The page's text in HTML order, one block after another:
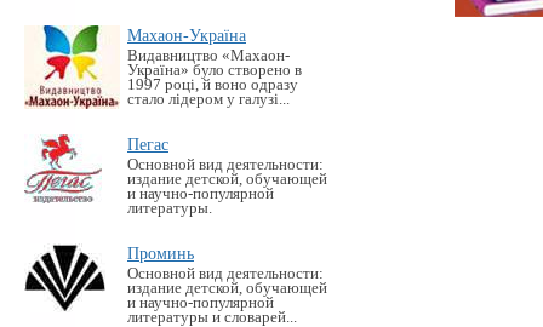
Махаон-Україна
Видавництво «Махаон-
Україна» було створено в
1997 році, й воно одразу
стало лідером у галузі...
Пегас
Основной вид деятельности:
издание детской, обучающей
и научно-популярной
литературы.
Проминь
Основной вид деятельности:
издание детской, обучающей
и научно-популярной
литературы и словарей...